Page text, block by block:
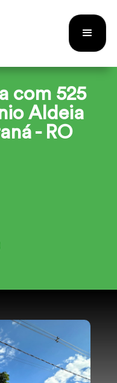
com 525
Aldeia
- RO